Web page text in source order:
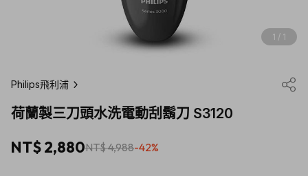
1 / 1
Philips飛利浦
荷蘭製三刀頭水洗電動刮鬍刀 S3120
NT$ 2,880NT$ 4,988-42%